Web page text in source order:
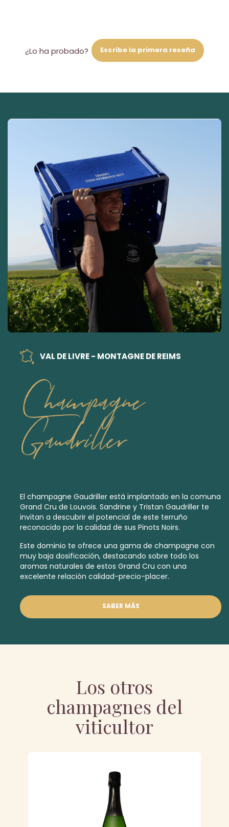
¿Lo ha probado? Escribe la primera reseña
VAL DE LIVRE - MONTAGNE DE REIMS
Champagne
Gaudriller
El champagne Gaudriller está implantado en la comuna
Grand Cru de Louvois. Sandrine y Tristan Gaudriller te
invitan a descubrir el potencial de este terruño
reconocido por la calidad de sus Pinots Noirs.
Este dominio te ofrece una gama de champagne con
muy baja dosificación, destacando sobre todo los
aromas naturales de estos Grand Cru con una
excelente relación calidad-precio-placer.
SABER MÁS
Los otros
champagnes del
viticultor